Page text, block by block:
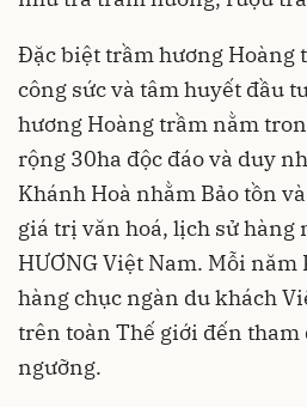
Đặc biệt trầm hương Hoàng
công sức và tâm huyết đầu
hương Hoàng trầm nằm
rộng 30ha độc đáo và duy
Khánh Hoà nhằm Bảo tồn
giá trị văn hoá, lịch sử hàng
HƯƠNG Việt Nam. Mỗi năm
hàng chục ngàn du khách
trên toàn Thế giới đến tham
ngưỡng.